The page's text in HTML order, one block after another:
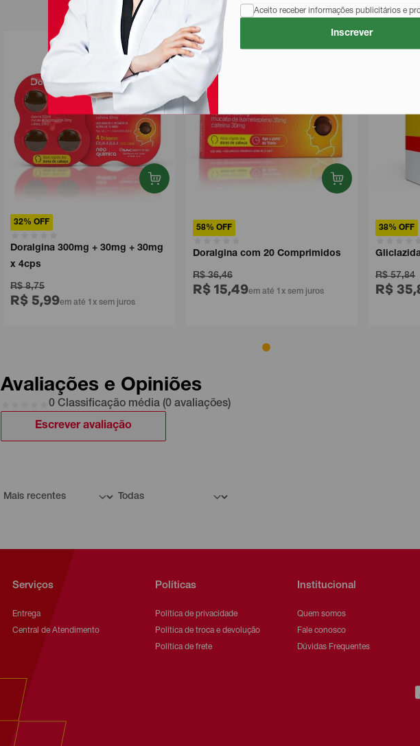
Aceito receber informações publicitários e
Inscrever
32% OFF
Doralgina 300mg + 30mg + 30mg
x 4cps
R$ 8,75
R$ 5,99em até 1x sem juros
58% OFF
Doralgina com 20 Comprimidos
R$ 36,46
R$ 15,49em até 1x sem juros
38% OFF
R$ 57,84
R$
Avaliações e Opiniões
0 Classificação média (0 avaliações)
Escrever avaliação
Serviços
Entrega
Central de Atendimento
Políticas
Política de privacidade
Política de troca e devolução
Política de frete
Institucional
Quem somos
Fale conosco
Dúvidas Frequentes